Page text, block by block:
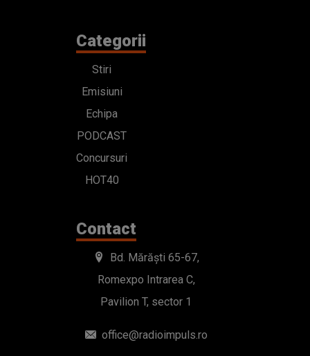
Categorii
Stiri
Emisiuni
Echipa
PODCAST
Concursuri
HOT40
Contact
Bd. Mărăști 65-67,
Romexpo Intrarea C,
Pavilion T, sector 1
office@radioimpuls.ro